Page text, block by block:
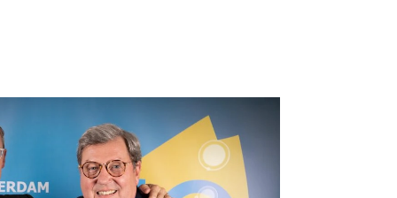
con
tu Marca